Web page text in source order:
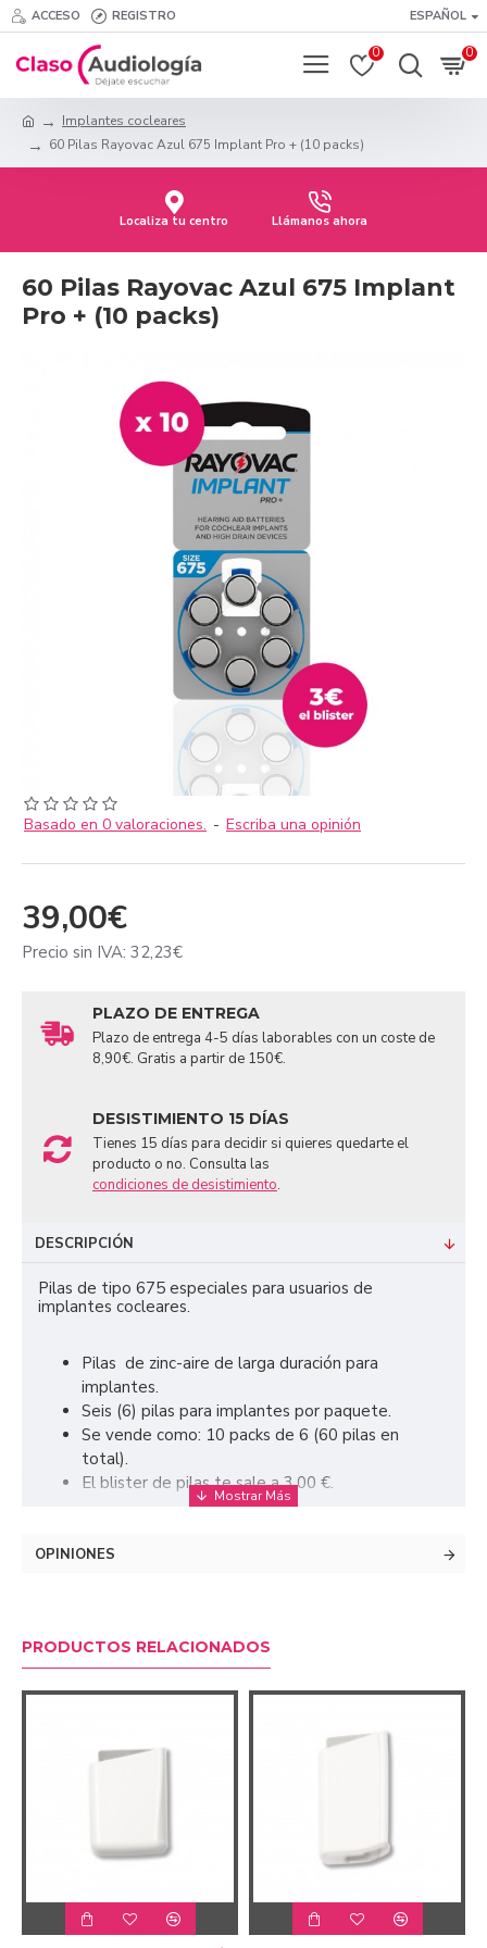
ACCESO REGISTRO ESPAÑOL
0 0
Implantes cocleares
60 Pilas Rayovac Azul 675 Implant Pro + (10 packs)
Localiza tu centro Llámanos ahora
60 Pilas Rayovac Azul 675 Implant
Pro + (10 packs)
Basado en 0 valoraciones. - Escriba una opinión
39,00€
Precio sin IVA: 32,23€
PLAZO DE ENTREGA
Plazo de entrega 4-5 días laborables con un coste de
8,90€. Gratis a partir de 150€.
DESISTIMIENTO 15 DÍAS
Tienes 15 días para decidir si quieres quedarte el
producto o no. Consulta las
condiciones de desistimiento.
DESCRIPCIÓN
Pilas de tipo 675 especiales para usuarios de
implantes cocleares.
Pilas de zinc-aire de larga duración para
implantes.
Seis (6) pilas para implantes por paquete.
Se vende como: 10 packs de 6 (60 pilas en
total).
El blister de pilas te sale a 3,00 €.
OPINIONES
PRODUCTOS RELACIONADOS